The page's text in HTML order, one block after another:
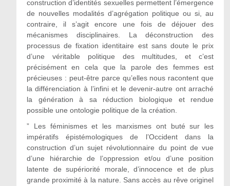
construction d’identités sexuelles permettent l’émergence
de nouvelles modalités d’agrégation politique ou si, au
contraire, il s’agit encore une fois de déjouer des
mécanismes disciplinaires. La déconstruction des
processus de fixation identitaire est sans doute le prix
d’une véritable politique des multitudes, et c’est
précisément en cela que la parole des femmes est
précieuses : peut-être parce qu’elles nous racontent que
la différenciation à l’infini et le devenir-autre ont arraché
la génération à sa réduction biologique et rendue
possible une ontologie politique de la création.
” Les féminismes et les marxismes ont buté sur les
impératifs épistémologiques de l’Occident dans la
construction d’un sujet révolutionnaire du point de vue
d’une hiérarchie de l’oppression et/ou d’une position
latente de supériorité morale, d’innocence et de plus
grande proximité à la nature. Sans accès au rêve originel